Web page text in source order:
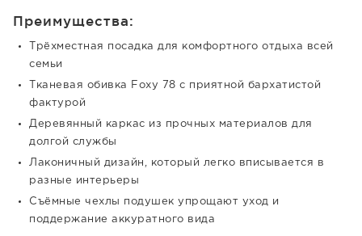
Преимущества:
Трёхместная посадка для комфортного отдыха всей
семьи
Тканевая обивка Foxy 78 с приятной бархатистой
фактурой
Деревянный каркас из прочных материалов для
долгой службы
Лаконичный дизайн, который легко вписывается в
разные интерьеры
Съёмные чехлы подушек упрощают уход и
поддержание аккуратного вида